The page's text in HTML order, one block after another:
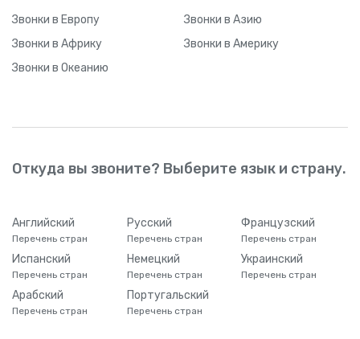
Звонки в Европу Звонки в Азию
Звонки в Африку Звонки в Америку
Звонки в Океанию
Откуда вы звоните? Выберите язык и страну.
Английский
Перечень стран
Русский
Перечень стран
Французский
Перечень стран
Испанский
Перечень стран
Немецкий
Перечень стран
Украинский
Перечень стран
Арабский
Перечень стран
Португальский
Перечень стран